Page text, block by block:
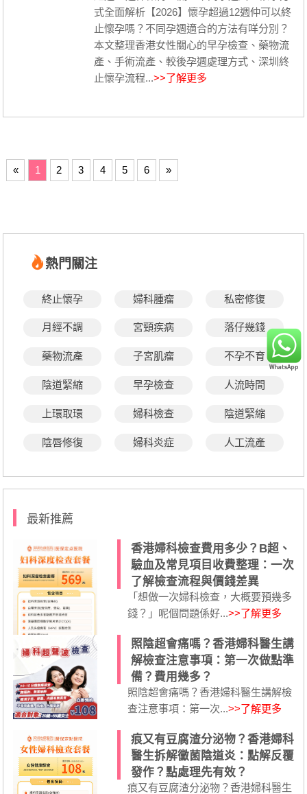
式全面解析【2026】懷孕超過12週仲可以終
止懷孕嗎？不同孕週適合的方法有咩分別？
本文整理香港女性關心的早孕檢查、藥物流
產、手術流產、較後孕週處理方式、深圳終
止懷孕流程...>>了解更多
« 1 2 3 4 5 6 »
熱門關注
終止懷孕 婦科腫瘤 私密修復
月經不調 宮頸疾病 落仔幾錢
藥物流產 子宮肌瘤 不孕不育
陰道緊縮 早孕檢查 人流時間
上環取環 婦科檢查 陰道緊縮
陰唇修復 婦科炎症 人工流產
最新推薦
香港婦科檢查費用多少？B超、
驗血及常見項目收費整理：一次
了解檢查流程與價錢差異
「想做一次婦科檢查，大概要預幾多
錢？」呢個問題係好...>>了解更多
照陰超會痛嗎？香港婦科醫生講
解檢查注意事項：第一次做點準
備？費用幾多？
照陰超會痛嗎？香港婦科醫生講解檢
查注意事項：第一次...>>了解更多
痕又有豆腐渣分泌物？香港婦科
醫生拆解黴菌陰道炎：點解反覆
發作？點處理先有效？
痕又有豆腐渣分泌物？香港婦科醫生